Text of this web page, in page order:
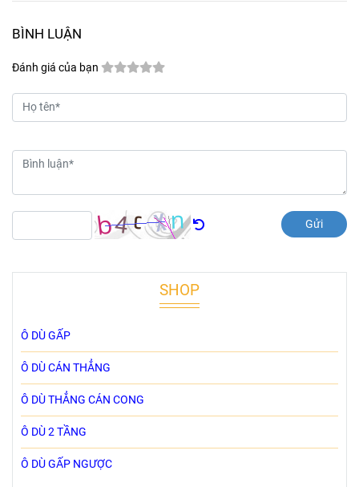
BÌNH LUẬN
Đánh giá của bạn
Gửi
SHOP
Ô DÙ GẤP
Ô DÙ CÁN THẲNG
Ô DÙ THẲNG CÁN CONG
Ô DÙ 2 TẦNG
Ô DÙ GẤP NGƯỢC